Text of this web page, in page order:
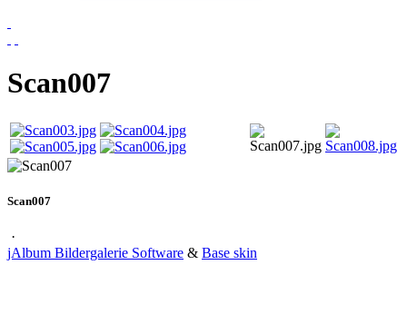
Scan007
Scan007
·
jAlbum Bildergalerie Software & Base skin